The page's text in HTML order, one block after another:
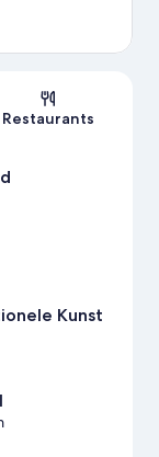
Restaurants
Kunst